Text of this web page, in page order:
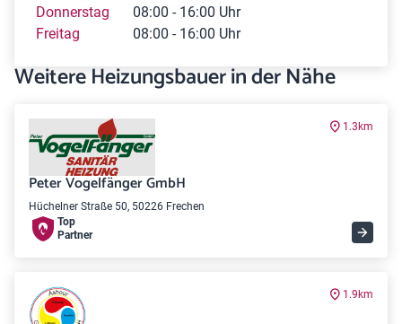
Donnerstag
08:00 - 16:00 Uhr
Freitag
08:00 - 16:00 Uhr
Weitere Heizungsbauer in der Nähe
1.3km
Peter Vogelfänger GmbH
Hüchelner Straße 50, 50226 Frechen
Top
Partner
1.9km